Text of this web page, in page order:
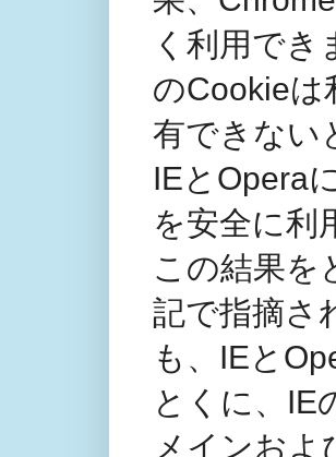
く利用で
のCookieは
有できない
IEとOpera
を安全に利
この結果を
記で指摘さ
も、IEと
とくに、IE
メインおよ